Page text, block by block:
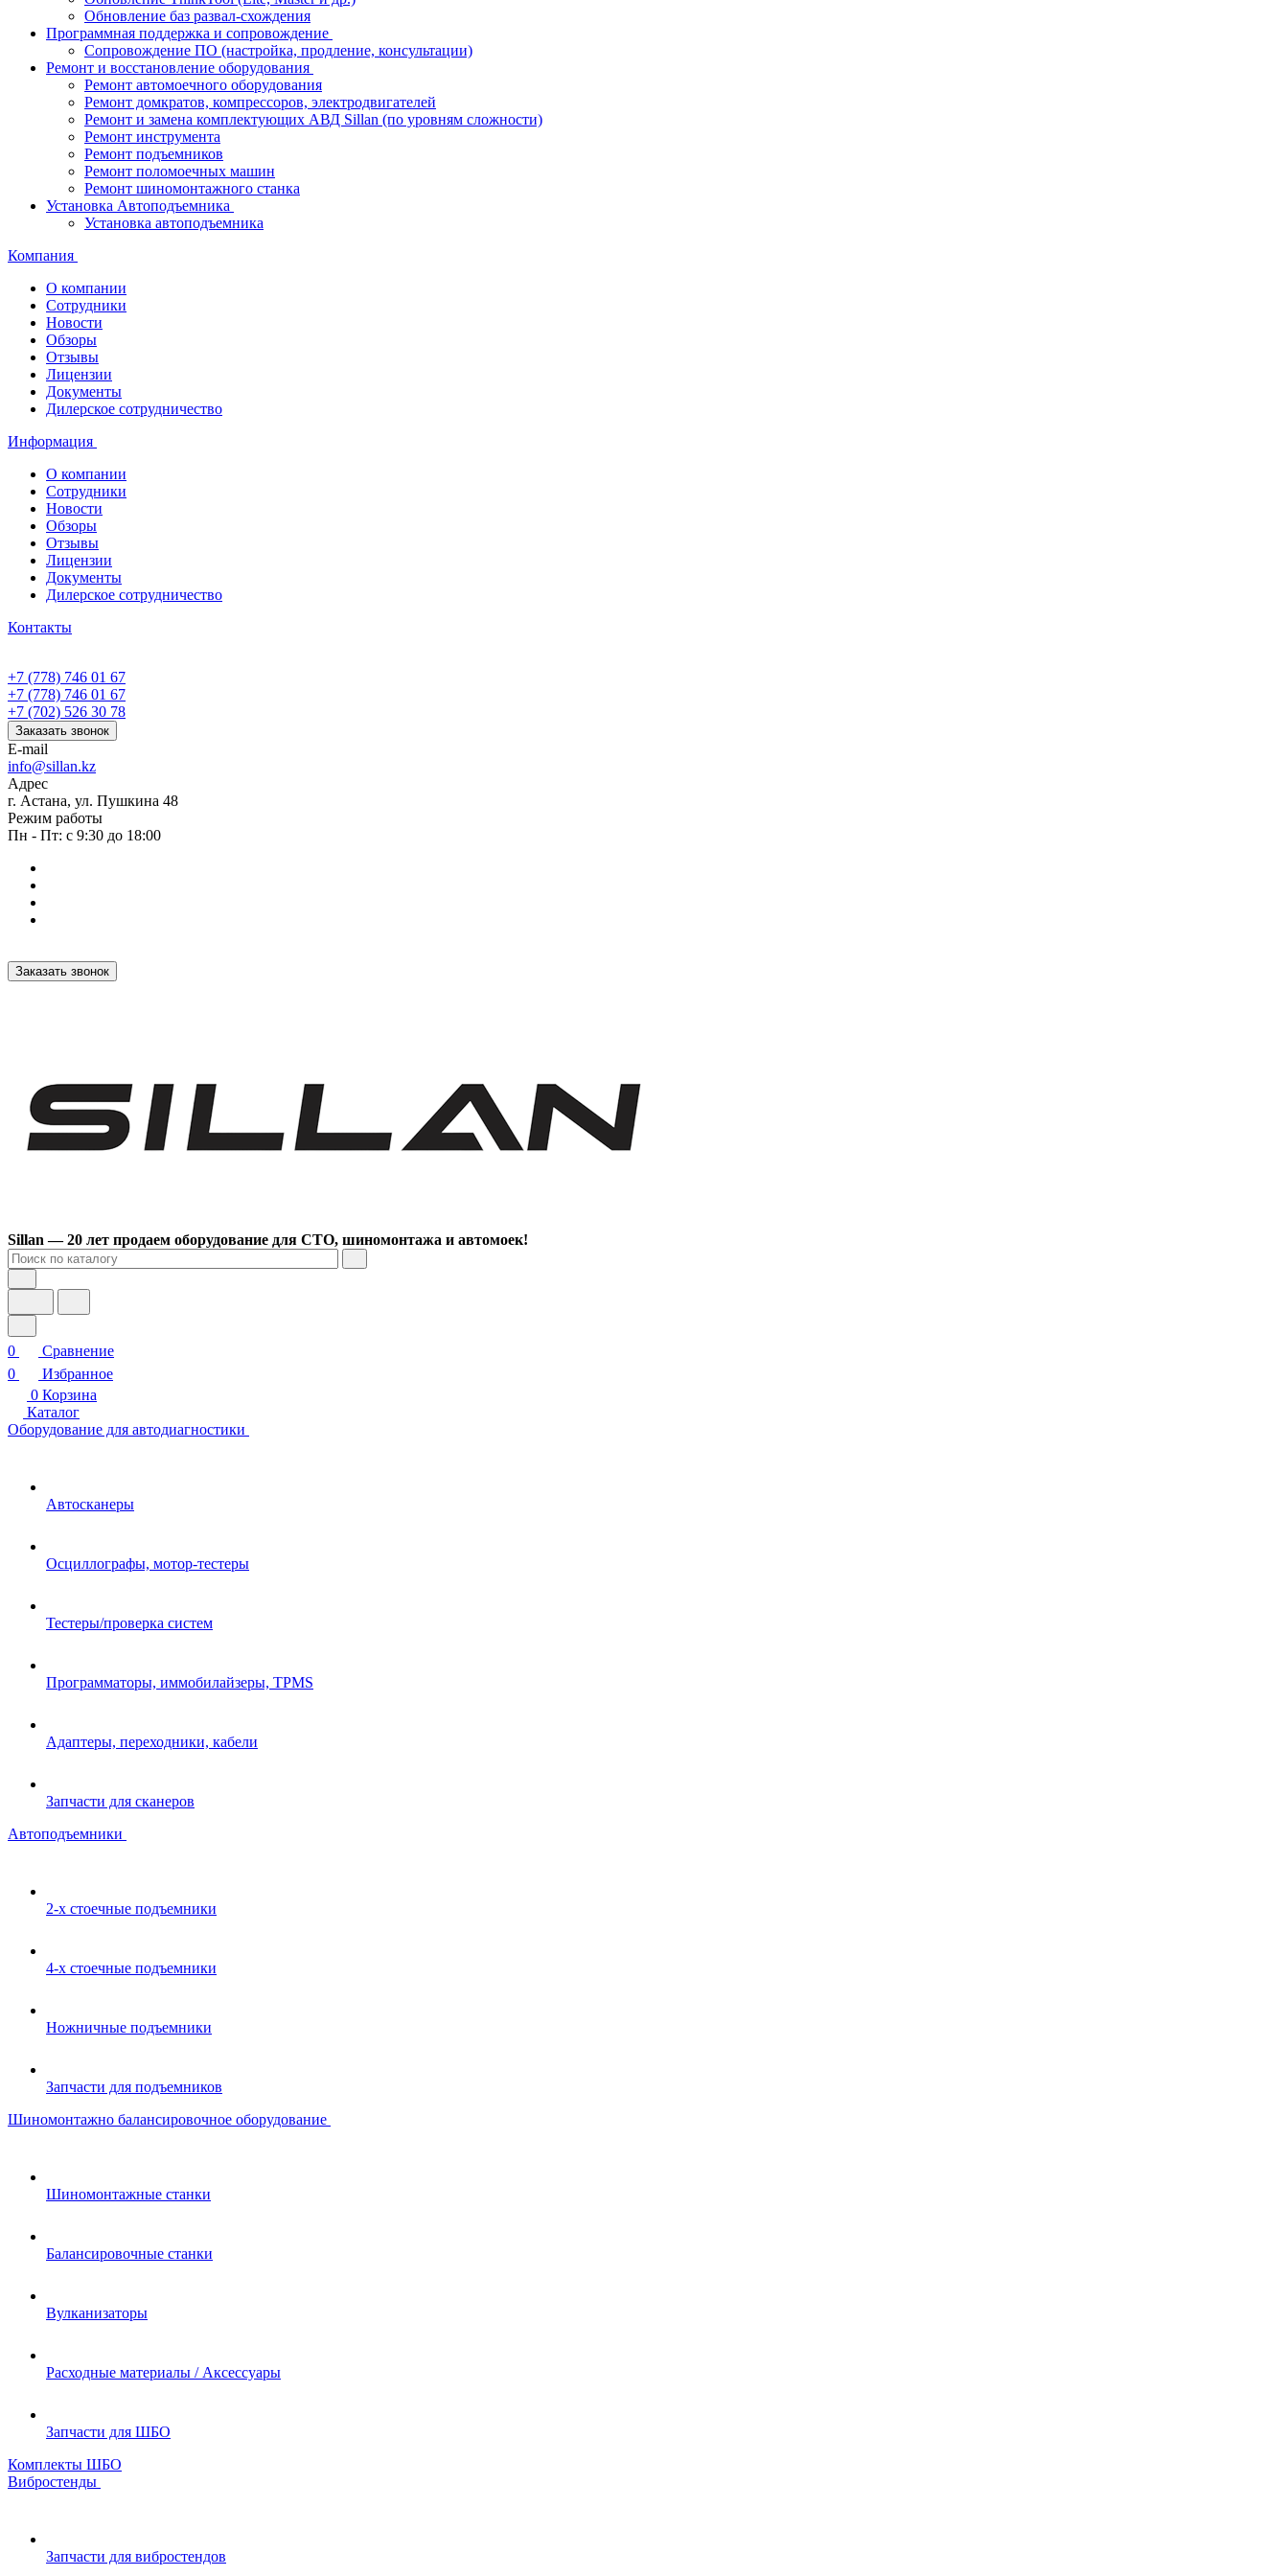
Обновление баз развал-схождения
Программная поддержка и сопровождение
Сопровождение ПО (настройка, продление, консультации)
Ремонт и восстановление оборудования
Ремонт автомоечного оборудования
Ремонт домкратов, компрессоров, электродвигателей
Ремонт и замена комплектующих АВД Sillan (по уровням сложности)
Ремонт инструмента
Ремонт подъемников
Ремонт поломоечных машин
Ремонт шиномонтажного станка
Установка Автоподъемника
Установка автоподъемника
Компания
О компании
Сотрудники
Новости
Обзоры
Отзывы
Лицензии
Документы
Дилерское сотрудничество
Информация
О компании
Сотрудники
Новости
Обзоры
Отзывы
Лицензии
Документы
Дилерское сотрудничество
Контакты
+7 (778) 746 01 67
+7 (778) 746 01 67
+7 (702) 526 30 78
Заказать звонок
E-mail
info@sillan.kz
Адрес
г. Астана, ул. Пушкина 48
Режим работы
Пн - Пт: с 9:30 до 18:00
Заказать звонок
Sillan — 20 лет продаем оборудование для СТО, шиномонтажа и автомоек!
0
Сравнение
0
Избранное
0 Корзина
Каталог
Оборудование для автодиагностики
Автосканеры
Осциллографы, мотор-тестеры
Тестеры/проверка систем
Программаторы, иммобилайзеры, TPMS
Адаптеры, переходники, кабели
Запчасти для сканеров
Автоподъемники
2-х стоечные подъемники
4-х стоечные подъемники
Ножничные подъемники
Запчасти для подъемников
Шиномонтажно балансировочное оборудование
Шиномонтажные станки
Балансировочные станки
Вулканизаторы
Расходные материалы / Аксессуары
Запчасти для ШБО
Комплекты ШБО
Вибростенды
Запчасти для вибростендов